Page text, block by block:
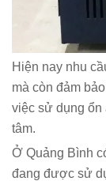
Hiện nay nhu
mà còn đảm
việc sử dụng ổn
tâm.
Ở Quảng Bình
đang được sử